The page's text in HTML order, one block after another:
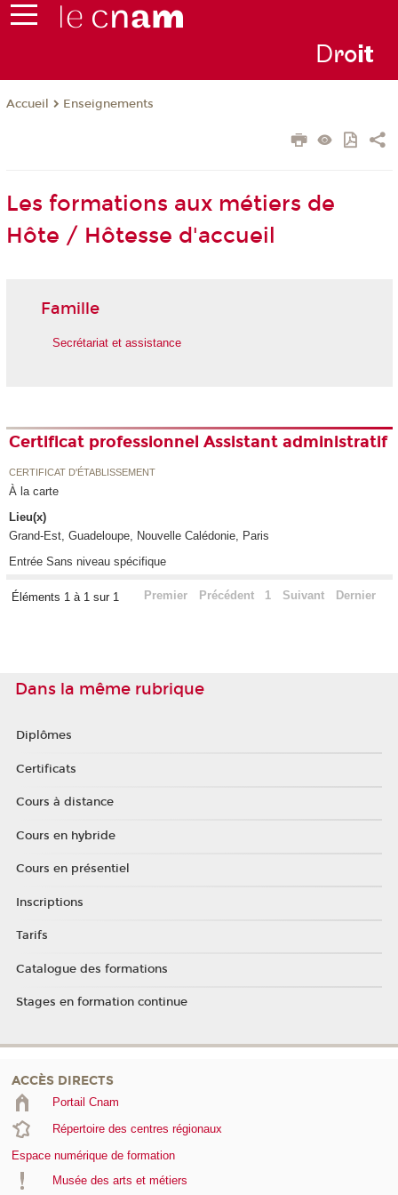
Droit
Accueil Enseignements
Les formations aux métiers de
Hôte / Hôtesse d'accueil
Famille
Secrétariat et assistance
Certificat professionnel Assistant administratif
CERTIFICAT D'ÉTABLISSEMENT
À la carte
Lieu(x)
Grand-Est, Guadeloupe, Nouvelle Calédonie, Paris
Entrée Sans niveau spécifique
Éléments 1 à 1 sur 1 Premier Précédent 1 Suivant Dernier
Dans la même rubrique
Diplômes
Certificats
Cours à distance
Cours en hybride
Cours en présentiel
Inscriptions
Tarifs
Catalogue des formations
Stages en formation continue
ACCÈS DIRECTS
Portail Cnam
Répertoire des centres régionaux
Espace numérique de formation
Musée des arts et métiers